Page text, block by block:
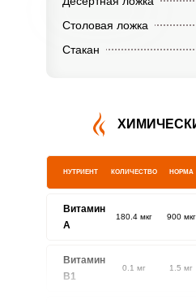
Столовая ложка
Стакан
НУТРИЕНТ КОЛИЧЕСТВО НОРМА
Витамин
A
180.4 мкг 900 мкг
Витамин
В1
0.1 мг 1.5 мг